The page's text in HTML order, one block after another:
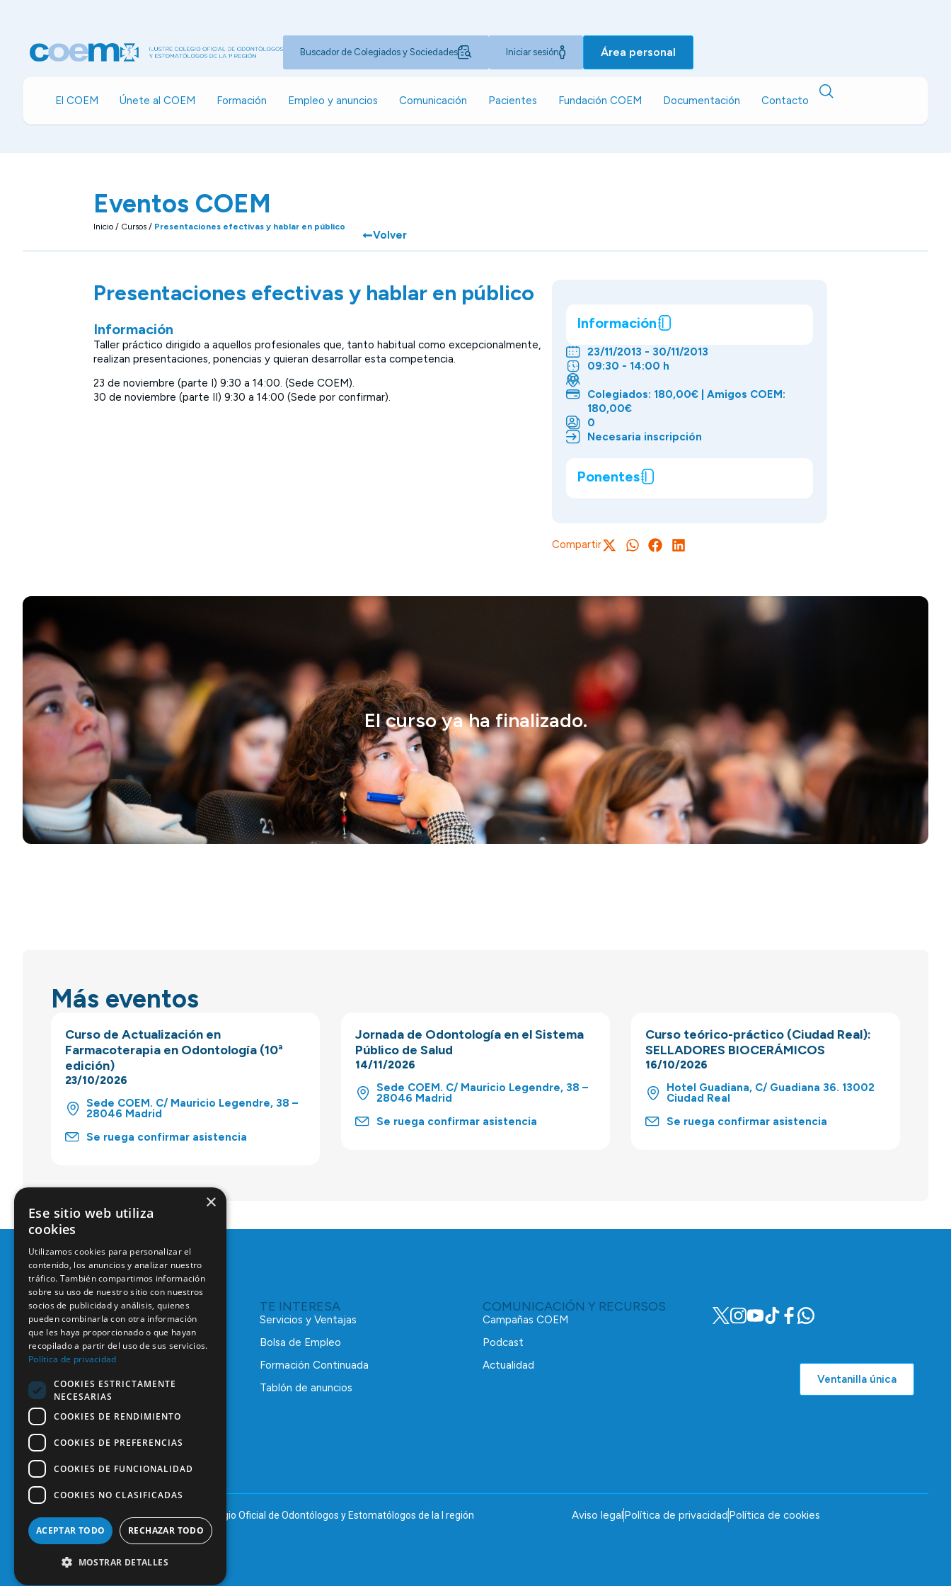
Buscador de Colegiados y Sociedades Iniciar sesión Área personal
El COEM Únete al COEM Formación Empleo y anuncios Comunicación Pacientes Fundación COEM Documentación Contacto
Eventos COEM
Inicio / Cursos / Presentaciones efectivas y hablar en público
Volver
Presentaciones efectivas y hablar en público
Información
Taller práctico dirigido a aquellos profesionales que, tanto habitual como excepcionalmente,
realizan presentaciones, ponencias y quieran desarrollar esta competencia.
23 de noviembre (parte I) 9:30 a 14:00. (Sede COEM).
30 de noviembre (parte II) 9:30 a 14:00 (Sede por confirmar).
Información
23/11/2013 - 30/11/2013
09:30 - 14:00 h
Colegiados: 180,00€ | Amigos COEM:
180,00€
0
Necesaria inscripción
Ponentes
Compartir
El curso ya ha finalizado.
Más eventos
Curso de Actualización en
Farmacoterapia en Odontología (10ª
edición)
23/10/2026
Sede COEM. C/ Mauricio Legendre, 38 –
28046 Madrid
Se ruega confirmar asistencia
Jornada de Odontología en el Sistema
Público de Salud
14/11/2026
Sede COEM. C/ Mauricio Legendre, 38 –
28046 Madrid
Se ruega confirmar asistencia
Curso teórico-práctico (Ciudad Real):
SELLADORES BIOCERÁMICOS
16/10/2026
Hotel Guadiana, C/ Guadiana 36. 13002
Ciudad Real
Se ruega confirmar asistencia
C/ Mauricio Legendre, 38
28046 Madrid
91 561 29 05
informacion@coem.org.es
TE INTERESA
Servicios y Ventajas
Bolsa de Empleo
Formación Continuada
Tablón de anuncios
COMUNICACIÓN Y RECURSOS
Campañas COEM
Podcast
Actualidad
Ventanilla única
© 2025 – COEM – Colegio Oficial de Odontólogos y Estomatólogos de la I región Aviso legalPolítica de privacidadPolítica de cookies
×
Ese sitio web utiliza
cookies
Utilizamos cookies para personalizar el
contenido, los anuncios y analizar nuestro
tráfico. También compartimos información
sobre su uso de nuestro sitio con nuestros
socios de publicidad y análisis, quienes
pueden combinarla con otra información
que les haya proporcionado o que hayan
recopilado a partir del uso de sus servicios.
Política de privacidad
COOKIES ESTRICTAMENTE
NECESARIAS
COOKIES DE RENDIMIENTO
COOKIES DE PREFERENCIAS
COOKIES DE FUNCIONALIDAD
COOKIES NO CLASIFICADAS
ACEPTAR TODO RECHAZAR TODO
MOSTRAR DETALLES